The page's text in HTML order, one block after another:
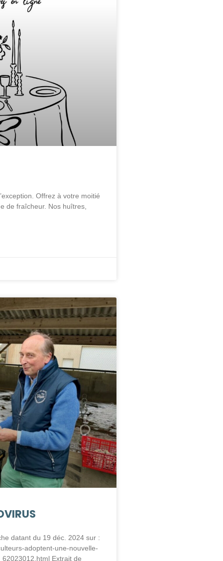
Offrez à votre moitié
de fraîcheur. Nos huîtres,
datant du 19 déc. 2024 sur :
adoptent-une-nouvelle-
Extrait de